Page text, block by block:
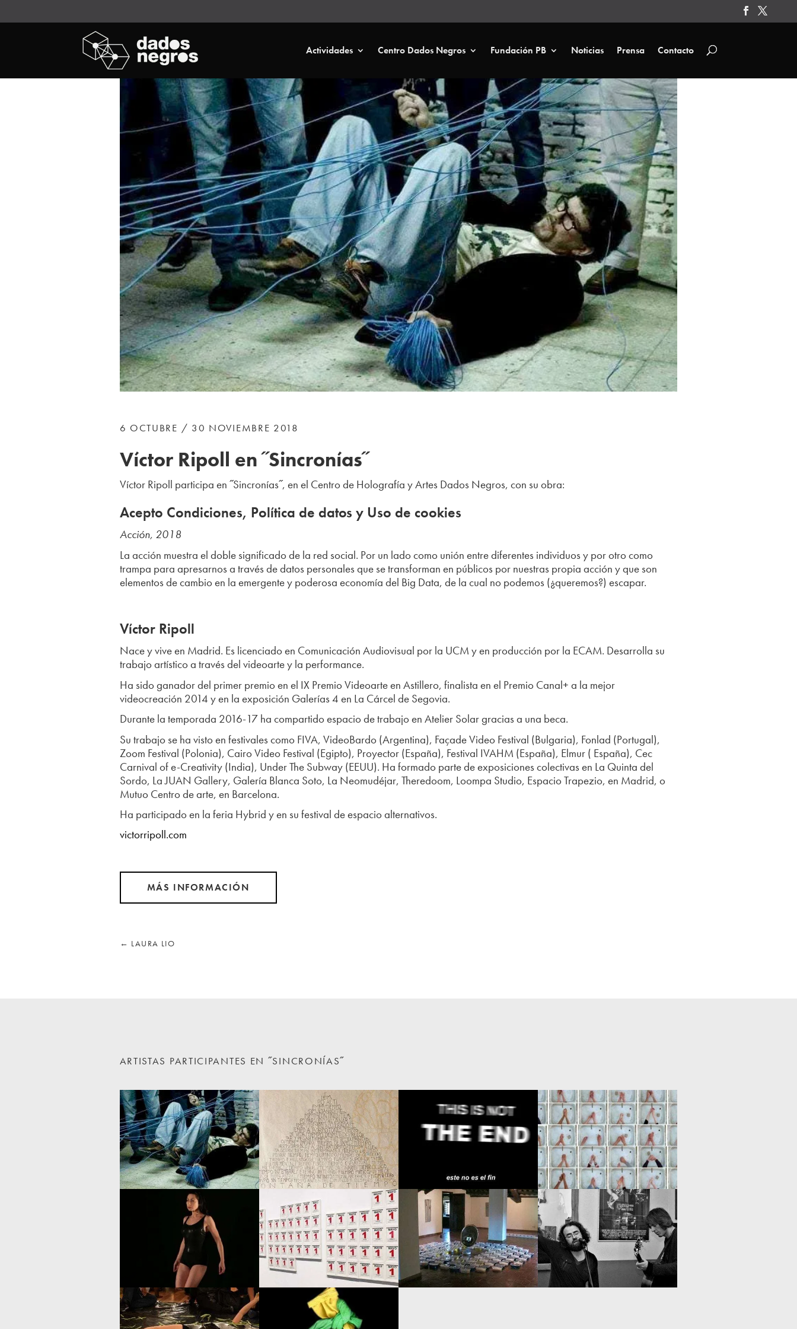
Actividades Centro Dados Negros Fundación PB Noticias Prensa Contacto
6 OCTUBRE / 30 NOVIEMBRE 2018
Víctor Ripoll en ˝Sincronías˝
Víctor Ripoll participa en ˝Sincronías˝, en el Centro de Holografía y Artes Dados Negros, con su obra:
Acepto Condiciones, Política de datos y Uso de cookies
Acción, 2018
La acción muestra el doble significado de la red social. Por un lado como unión entre diferentes individuos y por otro como
trampa para apresarnos a través de datos personales que se transforman en públicos por nuestras propia acción y que son
elementos de cambio en la emergente y poderosa economía del Big Data, de la cual no podemos (¿queremos?) escapar.
Víctor Ripoll
Nace y vive en Madrid. Es licenciado en Comunicación Audiovisual por la UCM y en producción por la ECAM. Desarrolla su
trabajo artístico a través del videoarte y la performance.
Ha sido ganador del primer premio en el IX Premio Videoarte en Astillero, finalista en el Premio Canal+ a la mejor
videocreación 2014 y en la exposición Galerías 4 en La Cárcel de Segovia.
Durante la temporada 2016-17 ha compartido espacio de trabajo en Atelier Solar gracias a una beca.
Su trabajo se ha visto en festivales como FIVA, VideoBardo (Argentina), Façade Video Festival (Bulgaria), Fonlad (Portugal),
Zoom Festival (Polonia), Cairo Video Festival (Egipto), Proyector (España), Festival IVAHM (España), Elmur ( España), Cec
Carnival of e-Creativity (India), Under The Subway (EEUU). Ha formado parte de exposiciones colectivas en La Quinta del
Sordo, La JUAN Gallery, Galería Blanca Soto, La Neomudéjar, Theredoom, Loompa Studio, Espacio Trapezio, en Madrid, o
Mutuo Centro de arte, en Barcelona.
Ha participado en la feria Hybrid y en su festival de espacio alternativos.
victorripoll.com
MÁS INFORMACIÓN
← LAURA LIO
ARTISTAS PARTICIPANTES EN ˝SINCRONÍAS˝